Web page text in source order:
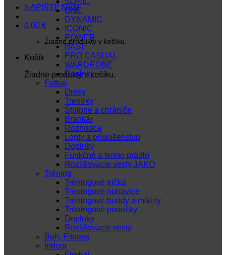
NAPÍŠTE NÁM
0,00 €
Žiadne produkty v košíku.
Košík
Žiadne produkty v košíku.
ONE
DYNAMIC
ICONIC
POWER
BASE
PRO CASUAL
WARDROBE
Doplnky
Futbal
Dresy
Trenírky
Štulpne a chrániče
Brankár
Rozhodca
Lopty a príslušenstvo
Doplnky
Funkčné a termo prádlo
Rozlišovacie vesty JAKO
Tréning
Tréningové tričká
Tréningové nohavice
Tréningové bundy a mikiny
Tréningové ponožky
Doplnky
Rozlišovacie vesty
Beh, Fitness
Indoor